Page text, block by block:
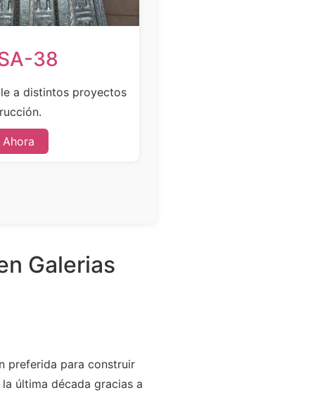
38
a distintos proyectos
Galerias
preferida para construir
última década gracias a